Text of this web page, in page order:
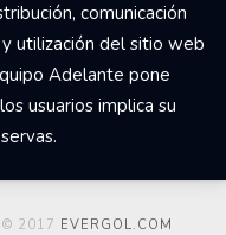
comunicación
utilización del sitio web
Adelante pone
usuarios implica su
© 2017 EVERGOL.COM